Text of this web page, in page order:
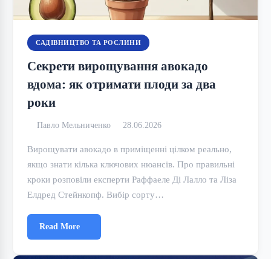
САДІВНИЦТВО ТА РОСЛИНИ
Секрети вирощування авокадо
вдома: як отримати плоди за два
роки
Павло Мельниченко 28.06.2026
Вирощувати авокадо в приміщенні цілком реально,
якщо знати кілька ключових нюансів. Про правильні
кроки розповіли експерти Раффаеле Ді Лалло та Ліза
Елдред Стейнкопф. Вибір сорту…
Read More